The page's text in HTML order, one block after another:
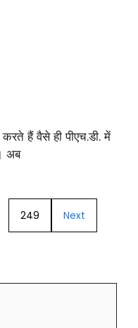
हैं वैसे ही पीएच.डी. में
अब
249 Next